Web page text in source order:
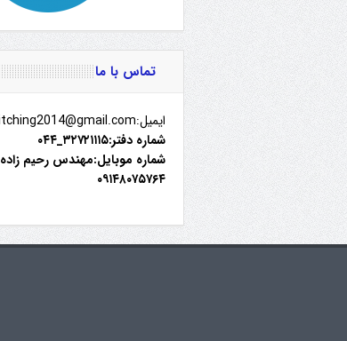
تماس با ما
ایمیل:switching2014@gmail.com
شماره دفتر:۳۲۷۲۱۱۱۵_۰۴۴
شماره موبایل:مهندس رحیم زاده
۰۹۱۴۸۰۷۵۷۶۴